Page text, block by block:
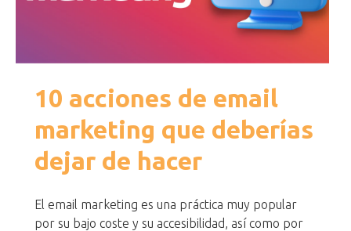
10 acciones de email
marketing que deberías
dejar de hacer
El email marketing es una práctica muy popular
por su bajo coste y su accesibilidad, así como por